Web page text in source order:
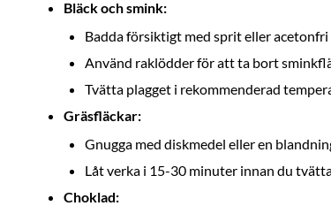
Bläck och smink:
Badda försiktigt med sprit eller
Använd raklödder för att ta bort
Tvätta plagget i rekommenderad
Gräsfläckar:
Gnugga med diskmedel eller en
Låt verka i 15-30 minuter innan du
Choklad: